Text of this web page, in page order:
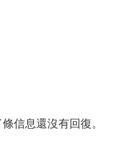
信息還沒有回復。